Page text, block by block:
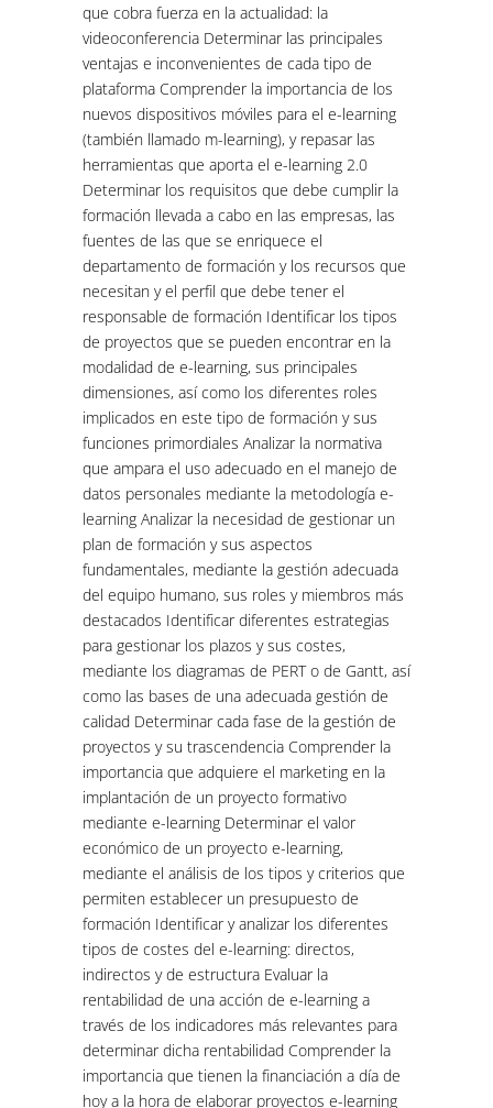
que cobra fuerza en la actualidad: la
videoconferencia Determinar las principales
ventajas e inconvenientes de cada tipo de
plataforma Comprender la importancia de los
nuevos dispositivos móviles para el e-learning
(también llamado m-learning), y repasar las
herramientas que aporta el e-learning 2.0
Determinar los requisitos que debe cumplir la
formación llevada a cabo en las empresas, las
fuentes de las que se enriquece el
departamento de formación y los recursos que
necesitan y el perfil que debe tener el
responsable de formación Identificar los tipos
de proyectos que se pueden encontrar en la
modalidad de e-learning, sus principales
dimensiones, así como los diferentes roles
implicados en este tipo de formación y sus
funciones primordiales Analizar la normativa
que ampara el uso adecuado en el manejo de
datos personales mediante la metodología e-
learning Analizar la necesidad de gestionar un
plan de formación y sus aspectos
fundamentales, mediante la gestión adecuada
del equipo humano, sus roles y miembros más
destacados Identificar diferentes estrategias
para gestionar los plazos y sus costes,
mediante los diagramas de PERT o de Gantt, así
como las bases de una adecuada gestión de
calidad Determinar cada fase de la gestión de
proyectos y su trascendencia Comprender la
importancia que adquiere el marketing en la
implantación de un proyecto formativo
mediante e-learning Determinar el valor
económico de un proyecto e-learning,
mediante el análisis de los tipos y criterios que
permiten establecer un presupuesto de
formación Identificar y analizar los diferentes
tipos de costes del e-learning: directos,
indirectos y de estructura Evaluar la
rentabilidad de una acción de e-learning a
través de los indicadores más relevantes para
determinar dicha rentabilidad Comprender la
importancia que tienen la financiación a día de
hoy a la hora de elaborar proyectos e-learning